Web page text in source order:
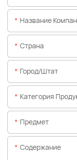
Название
Страна
Город/штат
Категория
Предмет
Содержание